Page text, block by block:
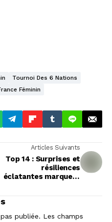
Tournoi Des 6 Nations
Féminin
Articles Suivants
Top 14 : Surprises et
résiliences
éclatantes marquent
publiée. Les champs